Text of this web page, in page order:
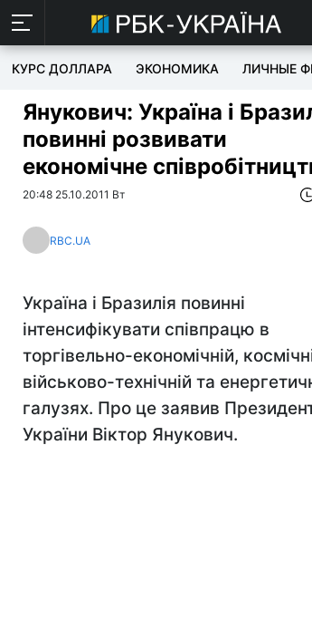
КУРС ДОЛЛАРА ЭКОНОМИКА ЛИЧНЫЕ
Янукович: Україна і
повинні розвивати
економічне
20:48 25.10.2011 Вт
RBC.UA
Україна і Бразилія повинні
інтенсифікувати співпрацю в
торгівельно-економічній,
військово-технічній та
галузях. Про це заявив
України Віктор Янукович.